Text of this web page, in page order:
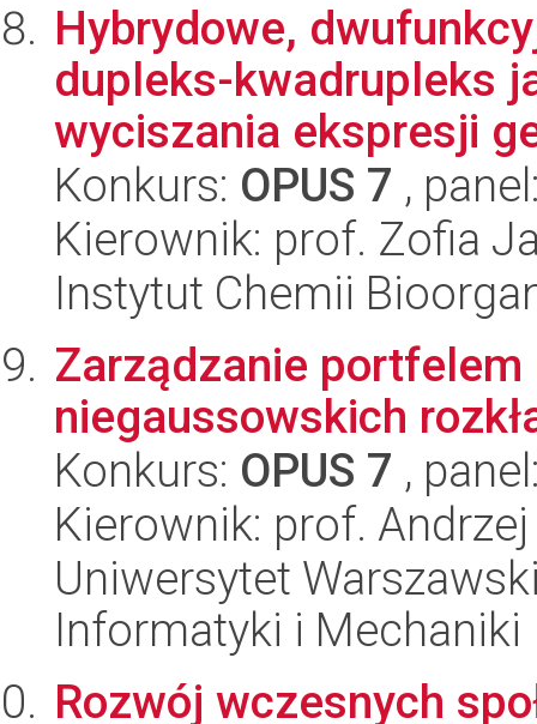
Hybrydowe,
dupleks-kwadrupleks
wyciszania ekspresji
Konkurs: OPUS 7 ,
Kierownik: prof. Zofia
Instytut Chemii
Zarządzanie
niegaussowskich
Konkurs: OPUS 7 ,
Kierownik: prof.
Uniwersytet
Informatyki i Mechaniki
Rozwój wczesnych